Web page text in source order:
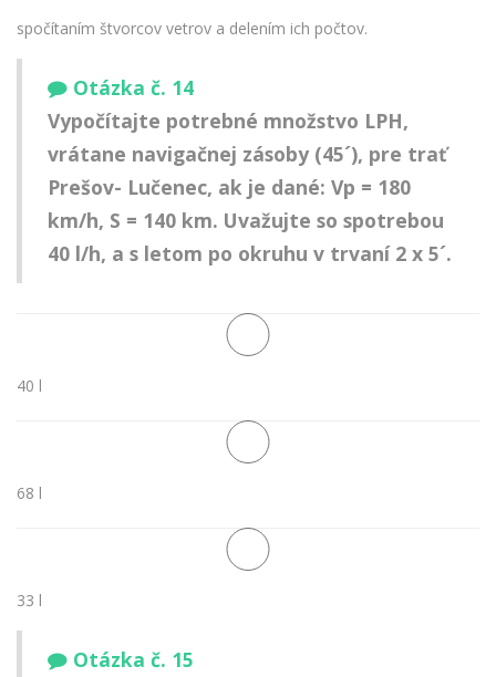
spočítaním štvorcov vetrov a delením ich počtov.
Otázka č. 14
Vypočítajte potrebné množstvo LPH,
vrátane navigačnej zásoby (45´), pre trať
Prešov- Lučenec, ak je dané: Vp = 180
km/h, S = 140 km. Uvažujte so spotrebou
40 l/h, a s letom po okruhu v trvaní 2 x 5´.
40 l
68 l
33 l
Otázka č. 15